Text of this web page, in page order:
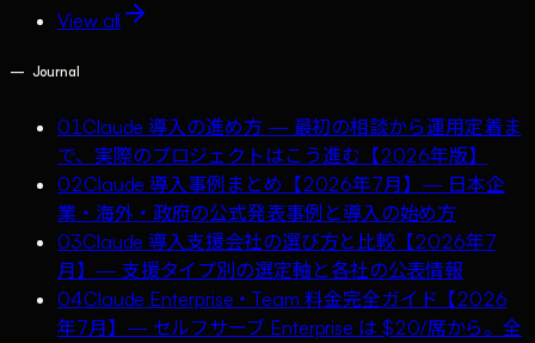
View all
— Journal
01Claude 導入の進め方 — 最初の相談から運用定着ま
で、実際のプロジェクトはこう進む【2026年版】
02Claude 導入事例まとめ【2026年7月】— 日本企
業・海外・政府の公式発表事例と導入の始め方
03Claude 導入支援会社の選び方と比較【2026年7
月】— 支援タイプ別の選定軸と各社の公表情報
04Claude Enterprise・Team 料金完全ガイド【2026
年7月】— セルフサーブ Enterprise は $20/席から。全